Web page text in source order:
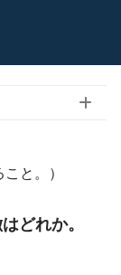
と。）
どれか。